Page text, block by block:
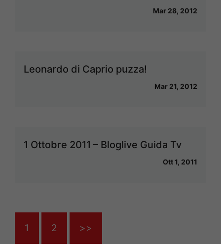
Mar 28, 2012
Leonardo di Caprio puzza!
Mar 21, 2012
1 Ottobre 2011 – Bloglive Guida Tv
Ott 1, 2011
1 2 >>